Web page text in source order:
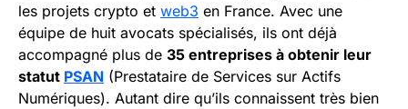
les projets crypto et web3 en France. Avec une
équipe de huit avocats spécialisés, ils ont déjà
accompagné plus de 35 entreprises à obtenir leur
statut PSAN (Prestataire de Services sur Actifs
Numériques). Autant dire qu’ils connaissent très bien